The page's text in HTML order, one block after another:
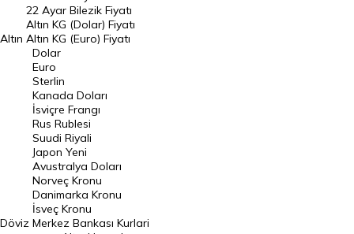
Dolar Kuru
Euro Kuru
Pound Kuru
Frank Kuru
Riyal Kuru
Avustralya Doları
Danimarka Kronu Kuru
Kanada Doları Kuru
Norveç Kronu Kuru
Altın
22 Ayar Bilezik Fiyatı
Altın KG (Dolar) Fiyatı
Altın KG (Euro) Fiyatı
Döviz
Dolar
Euro
Sterlin
Kanada Doları
İsviçre Frangı
Rus Rublesi
Suudi Riyali
Japon Yeni
Avustralya Doları
Norveç Kronu
Danimarka Kronu
İsveç Kronu
Merkez Bankası Kurlari